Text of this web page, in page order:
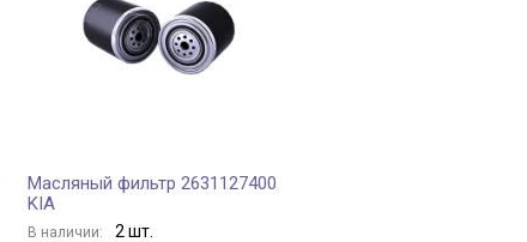
Масляный фильтр 2631127400
KIA
В наличии: 2 шт.